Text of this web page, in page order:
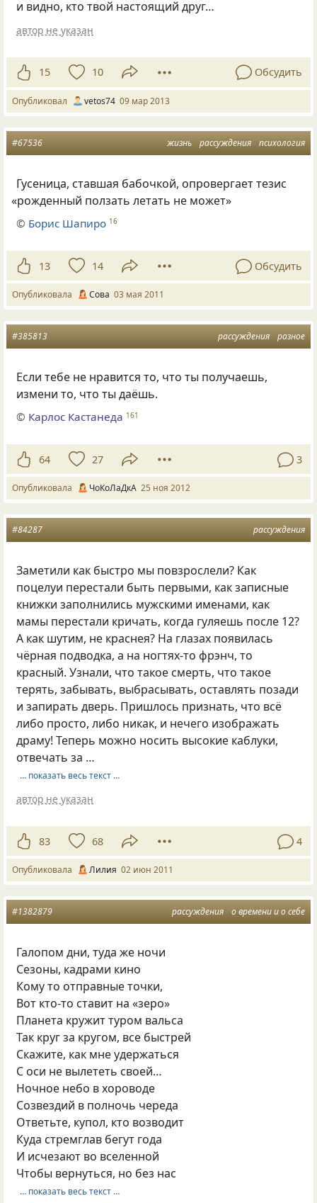
и видно, кто твой настоящий друг…
автор не указан
15 10 Обсудить
Опубликовал vetos74 09 мар 2013
жизнь рассуждения психология
#67536
Гусеница, ставшая бабочкой, опровергает тезис
«рожденный ползать летать не может»
© Борис Шапиро 16
13 14 Обсудить
Опубликовала Сова 03 мая 2011
рассуждения разное
#385813
Если тебе не нравится то, что ты получаешь,
измени то, что ты даёшь.
© Карлос Кастанеда 161
64 27 3
Опубликовала ЧоКоЛаДкА 25 ноя 2012
рассуждения
#84287
Заметили как быстро мы повзрослели? Как
поцелуи перестали быть первыми, как записные
книжки заполнились мужскими именами, как
мамы перестали кричать, когда гуляешь после 12?
А как шутим, не краснея? На глазах появилась
чёрная подводка, а на ногтях-то фрэнч, то
красный. Узнали, что такое смерть, что такое
терять, забывать, выбрасывать, оставлять позади
и запирать дверь. Пришлось признать, что всё
либо просто, либо никак, и нечего изображать
драму! Теперь можно носить высокие каблуки,
отвечать за …
… показать весь текст …
автор не указан
83 68 4
Опубликовала Лилия 02 июн 2011
рассуждения о времени и о себе
#1382879
Галопом дни, туда же ночи
Сезоны, кадрами кино
Кому то отправные точки,
Вот кто-то ставит на «зеро»
Планета кружит туром вальса
Так круг за кругом, все быстрей
Скажите, как мне удержаться
С оси не вылететь своей…
Ночное небо в хороводе
Созвездий в полночь череда
Ответьте, купол, кто возводит
Куда стремглав бегут года
И исчезают во вселенной
Чтобы вернуться, но без нас
… показать весь текст …